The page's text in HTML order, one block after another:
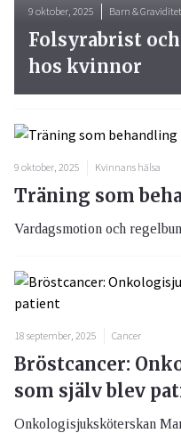
9 oktober, 2025 Barn & Graviditet
Folsyrabrist
hos kvinnor
9 oktober, 2025 Kvinnans hälsa
Träning som
Vardagsmotion och
18 september, 2025 Cancer
Bröstcancer:
som själv blev
Onkologisjuksköterskan